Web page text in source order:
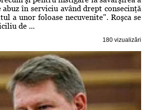
în serviciu având drept consecinţă
a unor foloase necuvenite". Roşca se
de ...
180 vizualizări